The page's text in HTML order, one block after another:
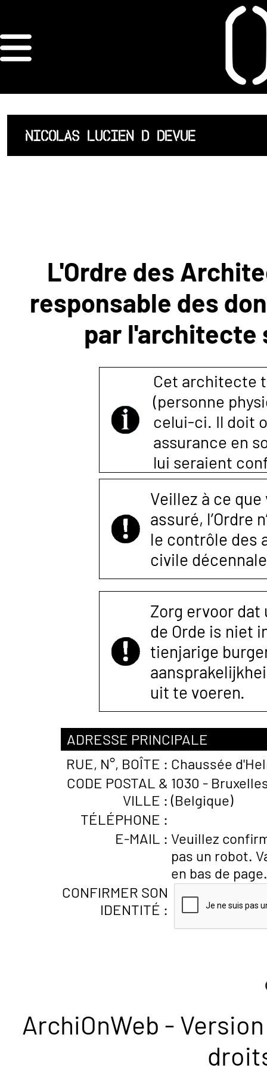
ORDRE DES
ARCHITECTES
ACCUEIL
LISTE DES
NOUS
CONTACTER
NICOLAS LUCIEN D DEVUE
L'Ordre des
responsable des
par l'architecte
Cet architecte
(personne
celui-ci. Il doit
assurance en
lui seraient
Veillez à ce
assuré, l’Ordre
le contrôle des
civile
Zorg ervoor
de Orde is niet
tienjarige
uit te voeren.
ADRESSE PRINCIPALE
RUE, N°, BOÎTE : Chaussée
CODE POSTAL &
VILLE :
1030 -
(Belgique)
TÉLÉPHONE :
E-MAIL : Veuillez
pas un robot.
en bas de page.
CONFIRMER SON
IDENTITÉ :
ArchiOnWeb -